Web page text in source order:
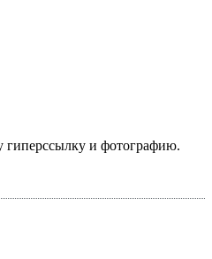
гиперссылку и фотографию.